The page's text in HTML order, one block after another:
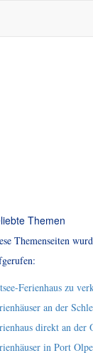
Themen
Themenseiten
Ferienhaus zu
an der
direkt an der
in Port